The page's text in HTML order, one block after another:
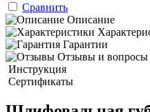
Сравнить
Описание
Гарантии
Отзывы и вопросы
Инструкция
Сертификаты